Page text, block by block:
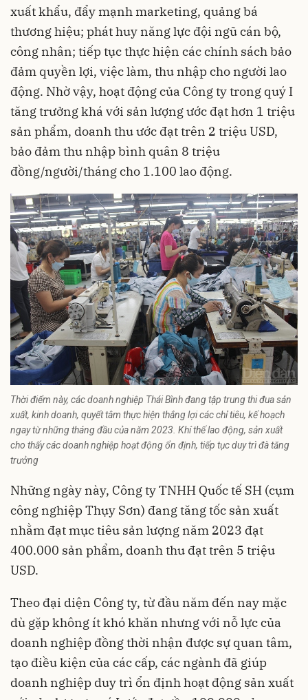
xuất khẩu, đẩy mạnh marketing, quảng bá
thương hiệu; phát huy năng lực đội ngũ cán bộ,
công nhân; tiếp tục thực hiện các chính sách bảo
đảm quyền lợi, việc làm, thu nhập cho người lao
động. Nhờ vậy, hoạt động của Công ty trong quý I
tăng trưởng khá với sản lượng ước đạt hơn 1 triệu
sản phẩm, doanh thu ước đạt trên 2 triệu USD,
bảo đảm thu nhập bình quân 8 triệu
đồng/người/tháng cho 1.100 lao động.
Thời điểm này, các doanh nghiệp Thái Bình đang tập trung thi đua sản
xuất, kinh doanh, quyết tâm thực hiện thắng lợi các chỉ tiêu, kế hoạch
ngay từ những tháng đầu của năm 2023. Khí thế lao động, sản xuất
cho thấy các doanh nghiệp hoạt động ổn định, tiếp tục duy trì đà tăng
trưởng
Những ngày này, Công ty TNHH Quốc tế SH (cụm
công nghiệp Thụy Sơn) đang tăng tốc sản xuất
nhằm đạt mục tiêu sản lượng năm 2023 đạt
400.000 sản phẩm, doanh thu đạt trên 5 triệu
USD.
Theo đại diện Công ty, từ đầu năm đến nay mặc
dù gặp không ít khó khăn nhưng với nỗ lực của
doanh nghiệp đồng thời nhận được sự quan tâm,
tạo điều kiện của các cấp, các ngành đã giúp
doanh nghiệp duy trì ổn định hoạt động sản xuất